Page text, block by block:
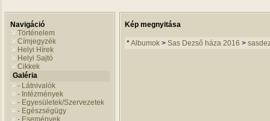
Navigáció
Történelem
Címjegyzék
Helyi Hírek
Helyi Sajtó
Cikkek
Galéria
- Látnivalók
- Intézmények
- Egyesületek/Szervezetek
- Egészségügy
- Események
Kép megnyitása
*Albumok > Sas Dezső háza 2016 >